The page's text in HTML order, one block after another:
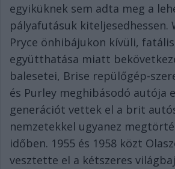
egyiküknek sem adta meg a
pályafutásuk kiteljesedhessen.
Pryce önhibájukon kívüli,
együtthatása miatt
balesetei, Brise repülőgép-
és Purley meghibásodó autója
generációt vettek el a brit
nemzetekkel ugyanez
időben. 1955 és 1958 közt
vesztette el a kétszeres